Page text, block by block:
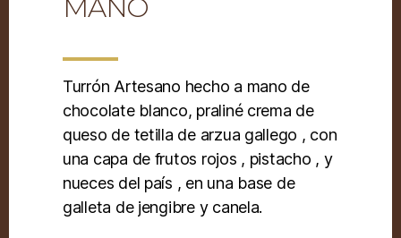
MANO
Turrón Artesano hecho a mano de
chocolate blanco, praliné crema de
queso de tetilla de arzua gallego , con
una capa de frutos rojos , pistacho , y
nueces del país , en una base de
galleta de jengibre y canela.